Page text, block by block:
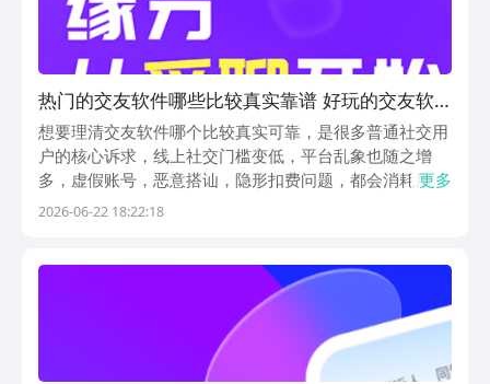
热门的交友软件哪些比较真实靠谱 好玩的交友软
件精选
想要理清交友软件哪个比较真实可靠，是很多普通社交用
户的核心诉求，线上社交门槛变低，平台乱象也随之增
多，虚假账号，恶意搭讪，隐形扣费问题，都会消耗用户
社交耐心。小编整理了五款豌豆荚平台内可正常下载使用
力...
更多
2026-06-22 18:22:18